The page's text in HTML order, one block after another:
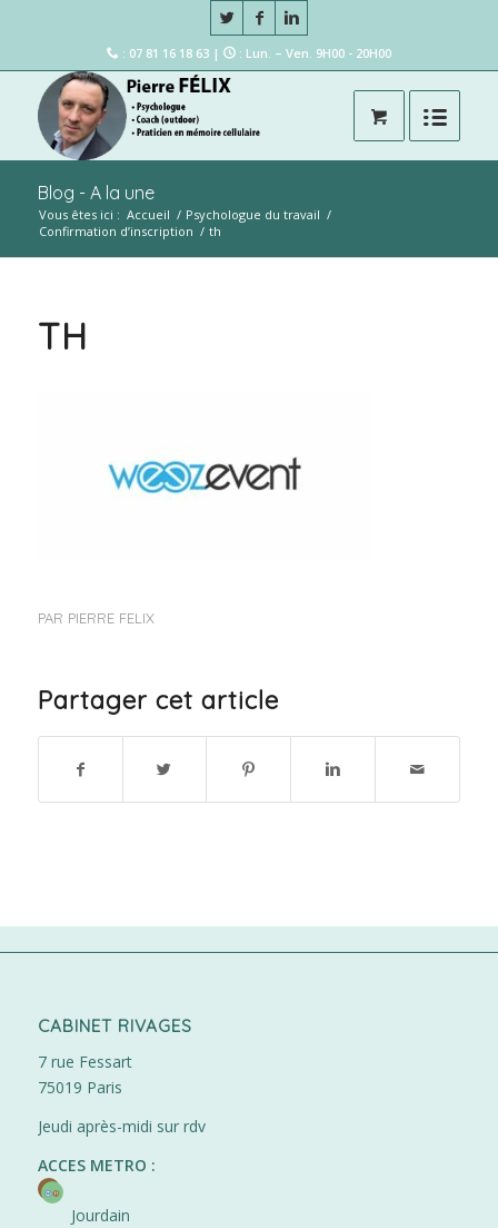
: 07 81 16 18 63 | : Lun. – Ven. 9H00 - 20H00
Blog - A la une
Vous êtes ici : Accueil / Psychologue du travail /
Confirmation d’inscription / th
TH
PAR PIERRE FELIX
Partager cet article
CABINET RIVAGES
7 rue Fessart
75019 Paris
Jeudi après-midi sur rdv
ACCES METRO :
Jourdain